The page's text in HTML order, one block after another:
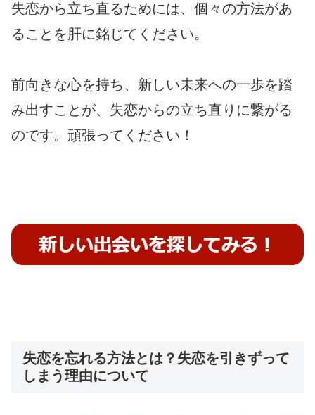
失恋から立ち直るためには、個々の方法があ
ることを肝に銘じてください。
前向きな心を持ち、新しい未来への一歩を踏
み出すことが、失恋からの立ち直りに繋がる
のです。頑張ってください！
失恋を忘れる方法とは？失恋を引きずって
しまう理由について